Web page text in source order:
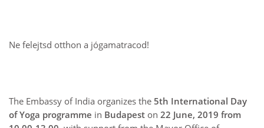
Ne felejtsd otthon a jógamatracod!
The Embassy of India organizes the 5th International Day
of Yoga programme in Budapest on 22 June, 2019 from